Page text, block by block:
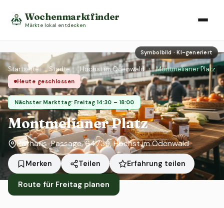
Wochenmarktfinder
Märkte lokal entdecken
Symbolbild · KI-generiert
Startseite › Städte › Höchst im Odenwald › Montmelianer Platz
Heute geschlossen
Nächster Markttag: Freitag 14:30 – 18:00
Montmelianer Platz
Rathaus-Passage, 64739, Höchst im Odenwald
Merken Teilen Erfahrung teilen
Route für Freitag planen